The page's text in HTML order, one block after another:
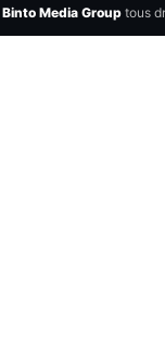
Binto Media Grouptous